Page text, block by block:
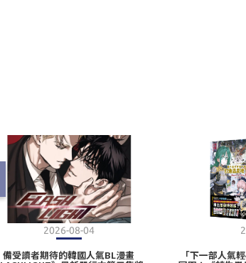
2026-08-04
備受讀者期待的韓國人氣BL漫畫 「下一部人氣